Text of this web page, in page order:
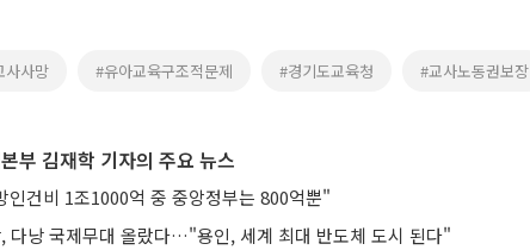
사사망 #유아교육구조적문제 #경기도교육청 #교사노동권보장
부 김재학 기자의 주요 뉴스
인건비 1조1000억 중 중앙정부는 800억뿐"
다낭 국제무대 올랐다…"용인, 세계 최대 반도체 도시 된다"